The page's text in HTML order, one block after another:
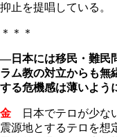
抑止を提唱している。
＊＊＊
―日本には移民・難民
ラム教の対立からも無
する危機感は薄いよう
金 日本でテロが少な
震源地とするテロを想